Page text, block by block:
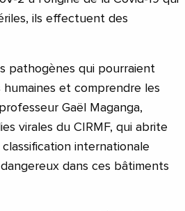
ils effectuent des
pathogènes qui pourraient
et comprendre les
Gaël Maganga,
virales du CIRMF, qui abrite
classification internationale
dans ces bâtiments